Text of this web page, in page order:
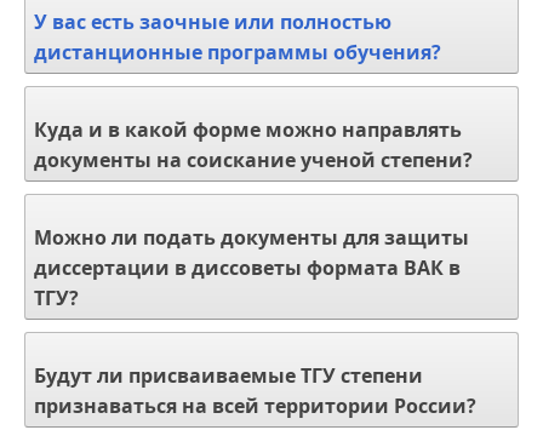
У вас есть заочные или полностью
дистанционные программы обучения?
Куда и в какой форме можно направлять
документы на соискание ученой степени?
Можно ли подать документы для защиты
диссертации в диссоветы формата ВАК в
ТГУ?
Будут ли присваиваемые ТГУ степени
признаваться на всей территории России?